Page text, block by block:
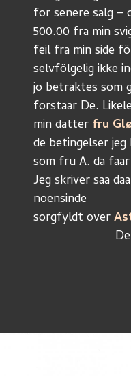
for senere salg –
500.00 fra min
feil fra min side
selvfölgelig ikke
jo betraktes som
forstaar De.
min datter fru
de betingelser
som fru A. da
Jeg skriver saa
noensinde
sorgfyldt over